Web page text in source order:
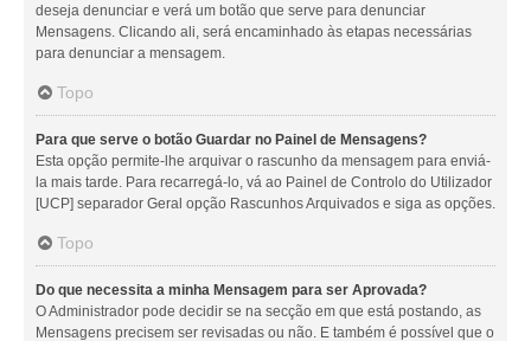
deseja denunciar e verá um botão que serve para denunciar
Mensagens. Clicando ali, será encaminhado às etapas necessárias
para denunciar a mensagem.
Topo
Para que serve o botão Guardar no Painel de Mensagens?
Esta opção permite-lhe arquivar o rascunho da mensagem para enviá-
la mais tarde. Para recarregá-lo, vá ao Painel de Controlo do Utilizador
[UCP] separador Geral opção Rascunhos Arquivados e siga as opções.
Topo
Do que necessita a minha Mensagem para ser Aprovada?
O Administrador pode decidir se na secção em que está postando, as
Mensagens precisem ser revisadas ou não. E também é possível que o